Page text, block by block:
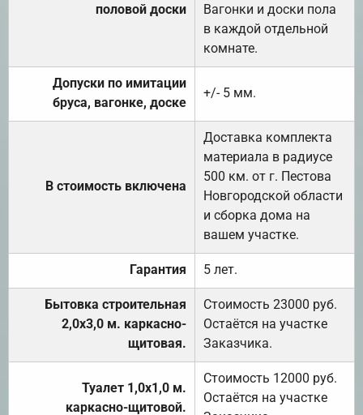
половой доски
Вагонки и доски пола
в каждой отдельной
комнате.
Допуски по имитации
бруса, вагонке, доске
+/- 5 мм.
В стоимость включена
Доставка комплекта
материала в радиусе
500 км. от г. Пестова
Новгородской области
и сборка дома на
вашем участке.
Гарантия 5 лет.
Бытовка строительная
2,0х3,0 м. каркасно-
щитовая.
Стоимость 23000 руб.
Остаётся на участке
Заказчика.
Туалет 1,0х1,0 м.
каркасно-щитовой.
Стоимость 12000 руб.
Остаётся на участке